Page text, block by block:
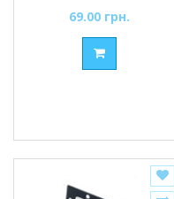
69.00 грн.